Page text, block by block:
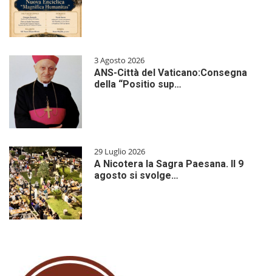
3 Agosto 2026
ANS-Città del Vaticano:Consegna
della “Positio sup…
29 Luglio 2026
A Nicotera la Sagra Paesana. Il 9
agosto si svolge…